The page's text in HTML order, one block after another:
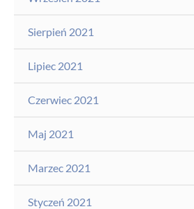
Sierpień 2021
Lipiec 2021
Czerwiec 2021
Maj 2021
Marzec 2021
Styczeń 2021